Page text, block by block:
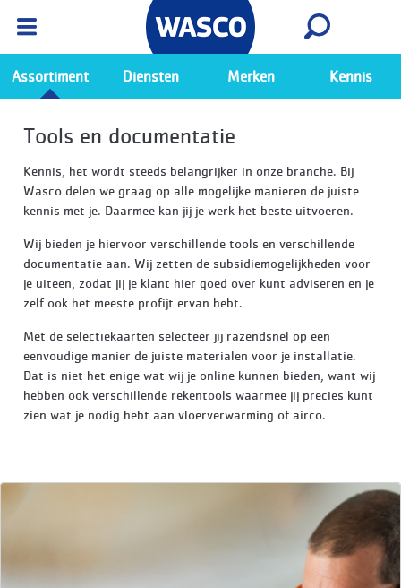
Ga naar de Wasco app
Bekijk
Assortiment Diensten Merken Kennis
Tools en documentatie
Kennis, het wordt steeds belangrijker in onze branche. Bij
Wasco delen we graag op alle mogelijke manieren de juiste
kennis met je. Daarmee kan jij je werk het beste uitvoeren.
Wij bieden je hiervoor verschillende tools en verschillende
documentatie aan. Wij zetten de subsidiemogelijkheden voor
je uiteen, zodat jij je klant hier goed over kunt adviseren en je
zelf ook het meeste profijt ervan hebt.
Met de selectiekaarten selecteer jij razendsnel op een
eenvoudige manier de juiste materialen voor je installatie.
Dat is niet het enige wat wij je online kunnen bieden, want wij
hebben ook verschillende rekentools waarmee jij precies kunt
zien wat je nodig hebt aan vloerverwarming of airco.